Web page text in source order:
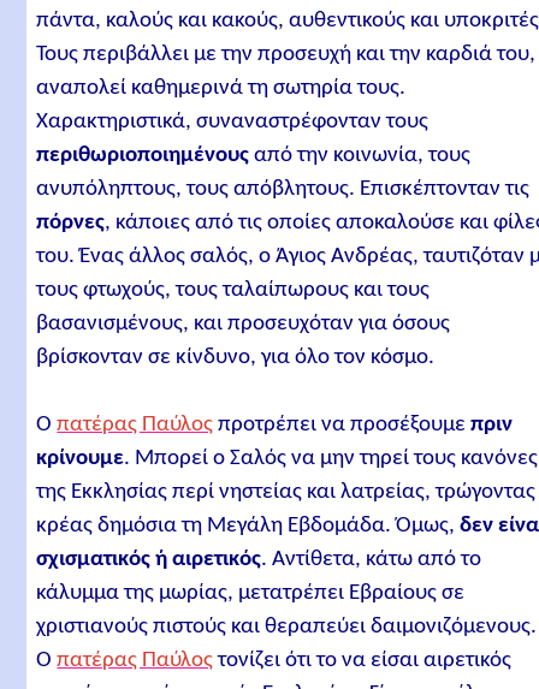
πάντα, καλούς και κακούς, αυθεντικούς και
Τους περιβάλλει με την προσευχή και την καρδιά του,
αναπολεί καθημερινά τη σωτηρία τους.
Χαρακτηριστικά, συναναστρέφονταν τους
περιθωριοποιημένους από την κοινωνία, τους
ανυπόληπτους, τους απόβλητους. Επισκέπτονταν τις
πόρνες, κάποιες από τις οποίες αποκαλούσε και
του. Ένας άλλος σαλός, ο Άγιος Ανδρέας, ταυτιζόταν
τους φτωχούς, τους ταλαίπωρους και τους
βασανισμένους, και προσευχόταν για όσους
βρίσκονταν σε κίνδυνο, για όλο τον κόσμο.
Οπατέρας Παύλος προτρέπει να προσέξουμεπριν
κρίνουμε. Μπορεί ο Σαλός να μην τηρεί τους κανόνες
της Εκκλησίας περί νηστείας και λατρείας, τρώγοντας
κρέας δημόσια τη Μεγάλη Εβδομάδα. Όμως,δεν
σχισματικός ή αιρετικός. Αντίθετα, κάτω από το
κάλυμμα της μωρίας, μετατρέπει Εβραίους σε
χριστιανούς πιστούς και θεραπεύει δαιμονιζόμενους.
Οπατέρας Παύλοςτονίζει ότι το να είσαι αιρετικός